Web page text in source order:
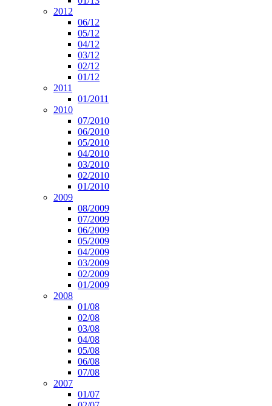
2012
06/12
05/12
04/12
03/12
02/12
01/12
2011
01/2011
2010
07/2010
06/2010
05/2010
04/2010
03/2010
02/2010
01/2010
2009
08/2009
07/2009
06/2009
05/2009
04/2009
03/2009
02/2009
01/2009
2008
01/08
02/08
03/08
04/08
05/08
06/08
07/08
2007
01/07